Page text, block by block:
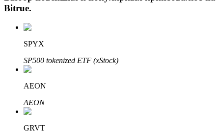
Получите долгосрочную прибыль и гибкие проценты
Bitrue.
SPYX
SP500 tokenized ETF (xStock)
AEON
AEON
GRVT